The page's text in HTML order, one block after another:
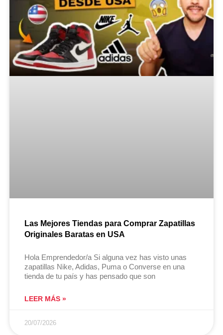
Las Mejores Tiendas para Comprar Zapatillas
Originales Baratas en USA
Hola Emprendedor/a Si alguna vez has visto unas
zapatillas Nike, Adidas, Puma o Converse en una
tienda de tu país y has pensado que son
LEER MÁS »
20/07/2026